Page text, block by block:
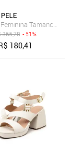
Tiras 9001 Napa Off White
365,78 - 51%
180,41